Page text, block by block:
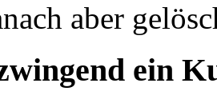
aber
ein